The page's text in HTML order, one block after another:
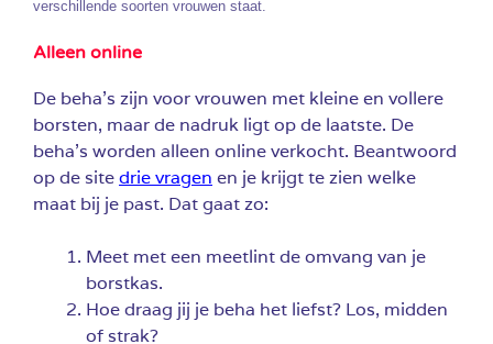
verschillende soorten vrouwen staat.
Alleen online
De beha’s zijn voor vrouwen met kleine en vollere
borsten, maar de nadruk ligt op de laatste. De
beha’s worden alleen online verkocht. Beantwoord
op de sitedrie vragen en je krijgt te zien welke
maat bij je past. Dat gaat zo:
Meet met een meetlint de omvang van je
borstkas.
Hoe draag jij je beha het liefst? Los, midden
of strak?